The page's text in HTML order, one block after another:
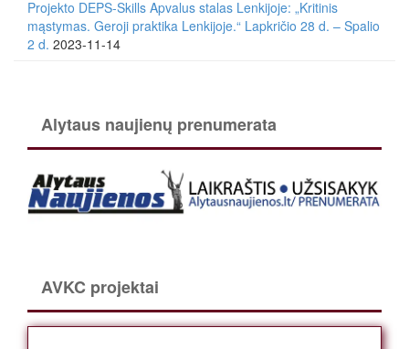
Projekto DEPS-Skills Apvalus stalas Lenkijoje: „Kritinis
mąstymas. Geroji praktika Lenkijoje.“ Lapkričio 28 d. – Spalio
2 d. 2023-11-14
Alytaus naujienų prenumerata
AVKC projektai